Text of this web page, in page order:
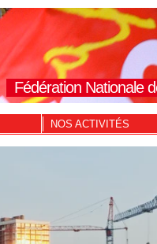
Fédération Nationale
NOS ACTIVITÉS